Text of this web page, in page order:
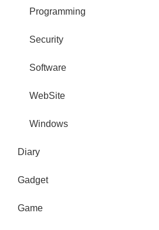
Programming
Security
Software
WebSite
Windows
Diary
Gadget
Game